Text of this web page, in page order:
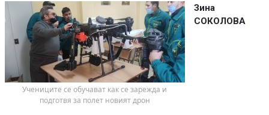
подготвя за полет новият дрон
Зина
СОКОЛОВА